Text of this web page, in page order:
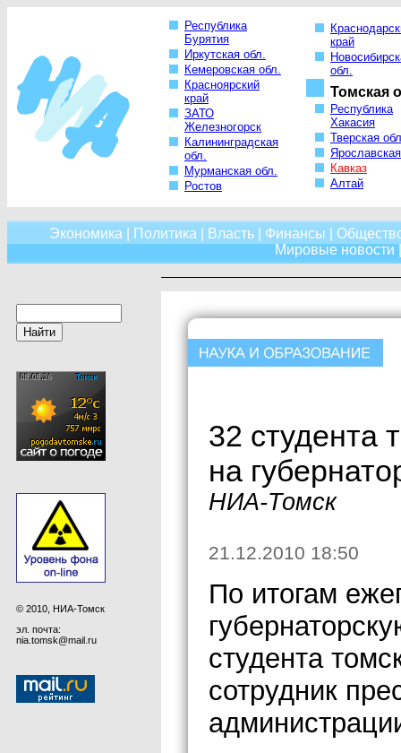
Республика
Бурятия
Иркутская обл.
Кемеровская обл.
Красноярский
край
ЗАТО
Железногорск
Калининградская
обл.
Мурманская обл.
Ростов
край
обл.
Томская
Республика
Хакасия
Тверская
Кавказ
Алтай
Экономика Политика Власть Финансы
Мировые новости
© 2010, НИА-Томск
эл. почта:
nia.tomsk@mail.ru
32 студента
на
НИА-Томск
21.12.2010 18:50
По итогам
студента
сотрудник